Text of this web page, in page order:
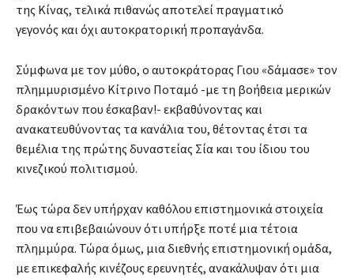
της Κίνας, τελικά πιθανώς αποτελεί πραγματικό
γεγονός και όχι αυτοκρατορική προπαγάνδα.
Σύμφωνα με τον μύθο, ο αυτοκράτορας Γιου «δάμασε» τον
πλημμυρισμένο Κίτρινο Ποταμό -με τη βοήθεια μερικών
δρακόντων που έσκαβαν!- εκβαθύνοντας και
ανακατευθύνοντας τα κανάλια του, θέτοντας έτσι τα
θεμέλια της πρώτης δυναστείας Σία και του ίδιου του
κινεζικού πολιτισμού.
Έως τώρα δεν υπήρχαν καθόλου επιστημονικά στοιχεία
που να επιβεβαιώνουν ότι υπήρξε ποτέ μια τέτοια
πλημμύρα. Τώρα όμως, μια διεθνής επιστημονική ομάδα,
με επικεφαλής κινέζους ερευνητές, ανακάλυψαν ότι μια